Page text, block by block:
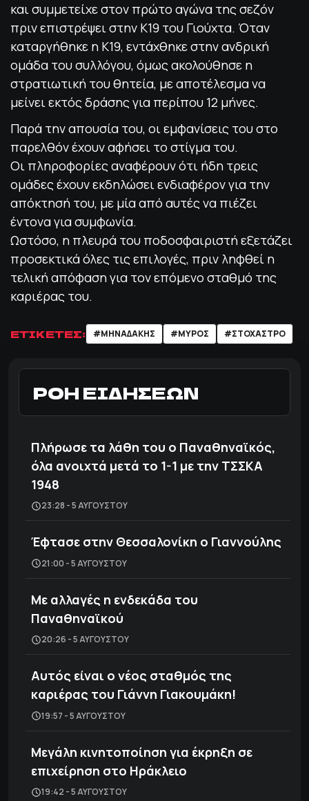
και συμμετείχε στον πρώτο αγώνα της σεζόν
πριν επιστρέψει στην Κ19 του Γιούχτα. Όταν
καταργήθηκε η Κ19, εντάχθηκε στην ανδρική
ομάδα του συλλόγου, όμως ακολούθησε η
στρατιωτική του θητεία, με αποτέλεσμα να
μείνει εκτός δράσης για περίπου 12 μήνες.
Παρά την απουσία του, οι εμφανίσεις του στο
παρελθόν έχουν αφήσει το στίγμα του.
Οι πληροφορίες αναφέρουν ότι ήδη τρεις
ομάδες έχουν εκδηλώσει ενδιαφέρον για την
απόκτησή του, με μία από αυτές να πιέζει
έντονα για συμφωνία.
Ωστόσο, η πλευρά του ποδοσφαιριστή εξετάζει
προσεκτικά όλες τις επιλογές, πριν ληφθεί η
τελική απόφαση για τον επόμενο σταθμό της
καριέρας του.
ΕΤΙΚΕΤΕΣ: #ΜΗΝΑΔΑΚΗΣ #ΜΥΡΟΣ #ΣΤΟΧΑΣΤΡΟ
ΡΟΗ ΕΙΔΗΣΕΩΝ
Πλήρωσε τα λάθη του ο Παναθηναϊκός,
όλα ανοιχτά μετά το 1-1 με την ΤΣΣΚΑ
1948
23:28 - 5 ΑΥΓΟΎΣΤΟΥ
Έφτασε στην Θεσσαλονίκη ο Γιαννούλης
21:00 - 5 ΑΥΓΟΎΣΤΟΥ
Με αλλαγές η ενδεκάδα του
Παναθηναϊκού
20:26 - 5 ΑΥΓΟΎΣΤΟΥ
Αυτός είναι ο νέος σταθμός της
καριέρας του Γιάννη Γιακουμάκη!
19:57 - 5 ΑΥΓΟΎΣΤΟΥ
Μεγάλη κινητοποίηση για έκρηξη σε
επιχείρηση στο Ηράκλειο
19:42 - 5 ΑΥΓΟΎΣΤΟΥ